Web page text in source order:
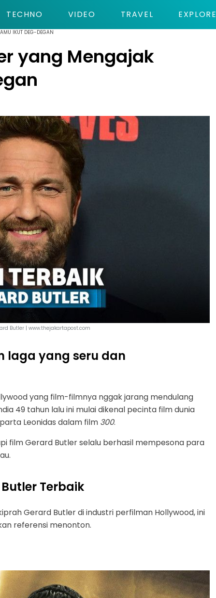
TECHNO VIDEO TRAVEL EXPLORE
IKUT DEG-DEGAN
yang Mengajak
Butler | www.thejakartapost.com
laga yang seru dan
yang film-filmnya nggak jarang mendulang
49 tahun lalu ini mulai dikenal pecinta film dunia
Leonidas dalam film 300.
film Gerard Butler selalu berhasil mempesona para
Terbaik
Gerard Butler di industri perfilman Hollywood, ini
referensi menonton.